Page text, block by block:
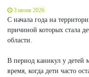
3 июня 2026
С начала года на
причиной которых стала
области.
В период каникул у детей
время, когда дети часто